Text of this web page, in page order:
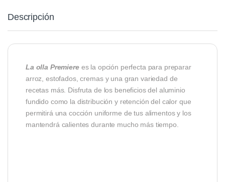
Descripción
La olla Premiere es la opción perfecta para preparar
arroz, estofados, cremas y una gran variedad de
recetas más. Disfruta de los beneficios del aluminio
fundido como la distribución y retención del calor que
permitirá una cocción uniforme de tus alimentos y los
mantendrá calientes durante mucho más tiempo.